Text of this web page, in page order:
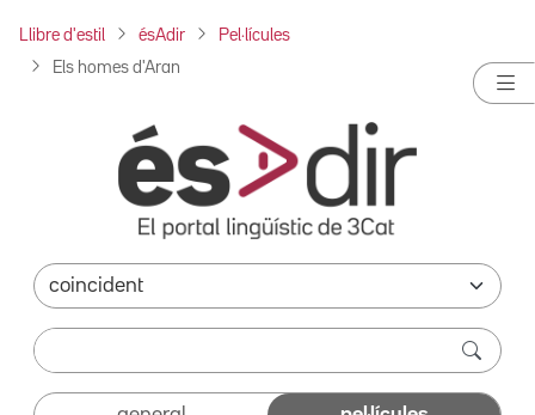
Llibre d'estil ésAdir Pel·lícules
Els homes d'Aran